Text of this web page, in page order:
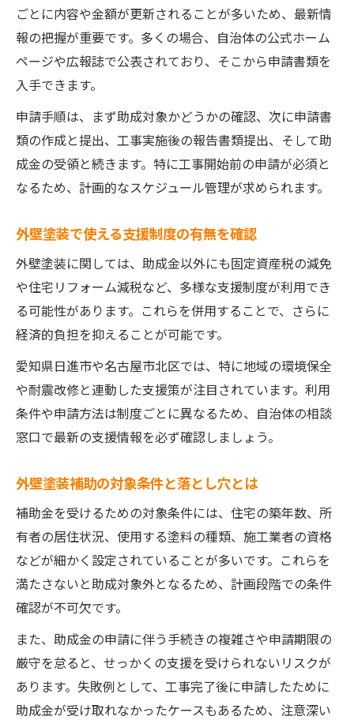
ごとに内容や金額が更新されることが多いため、最新情
報の把握が重要です。多くの場合、自治体の公式ホーム
ページや広報誌で公表されており、そこから申請書類を
入手できます。
申請手順は、まず助成対象かどうかの確認、次に申請書
類の作成と提出、工事実施後の報告書類提出、そして助
成金の受領と続きます。特に工事開始前の申請が必須と
なるため、計画的なスケジュール管理が求められます。
外壁塗装で使える支援制度の有無を確認
外壁塗装に関しては、助成金以外にも固定資産税の減免
や住宅リフォーム減税など、多様な支援制度が利用でき
る可能性があります。これらを併用することで、さらに
経済的負担を抑えることが可能です。
愛知県日進市や名古屋市北区では、特に地域の環境保全
や耐震改修と連動した支援策が注目されています。利用
条件や申請方法は制度ごとに異なるため、自治体の相談
窓口で最新の支援情報を必ず確認しましょう。
外壁塗装補助の対象条件と落とし穴とは
補助金を受けるための対象条件には、住宅の築年数、所
有者の居住状況、使用する塗料の種類、施工業者の資格
などが細かく設定されていることが多いです。これらを
満たさないと助成対象外となるため、計画段階での条件
確認が不可欠です。
また、助成金の申請に伴う手続きの複雑さや申請期限の
厳守を怠ると、せっかくの支援を受けられないリスクが
あります。失敗例として、工事完了後に申請したために
助成金が受け取れなかったケースもあるため、注意深い